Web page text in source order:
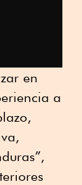
en
a